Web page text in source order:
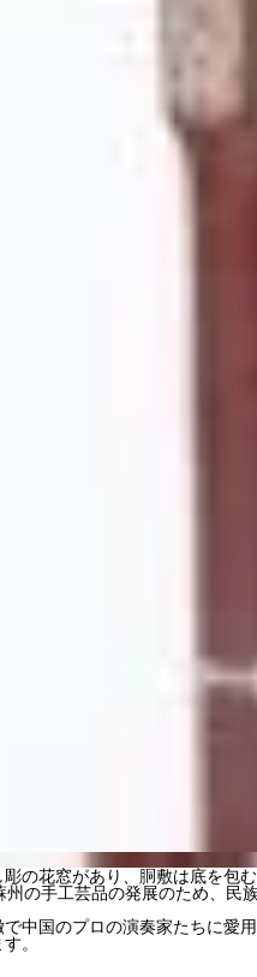
の花窓があり、胴敷は底を包
の手工芸品の発展のため、民
中国のプロの演奏家たちに愛
。